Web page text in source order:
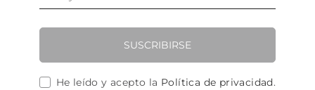
SUSCRIBIRSE
He leído y acepto la Política de privacidad.